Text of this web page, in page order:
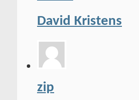
David Kristens
zip